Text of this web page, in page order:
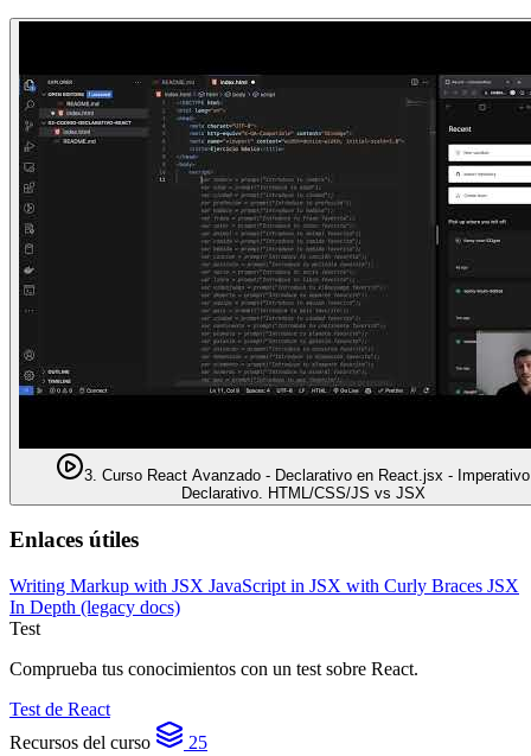
3. Curso React Avanzado - Declarativo en React.jsx -
Declarativo. HTML/CSS/JS vs JSX
Enlaces útiles
Writing Markup with JSX JavaScript in JSX with Curly Braces JSX
In Depth (legacy docs)
Test
Comprueba tus conocimientos con un test sobre React.
Test de React
Recursos del curso
25